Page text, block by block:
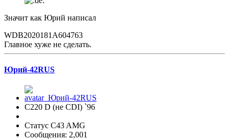
Значит как Юрий написал
WDB2020181A604763
Главное хуже не сделать.
Юрий-42RUS
С220 D (не CDI) `96
Статус C43 AMG
Сообщения: 2,001